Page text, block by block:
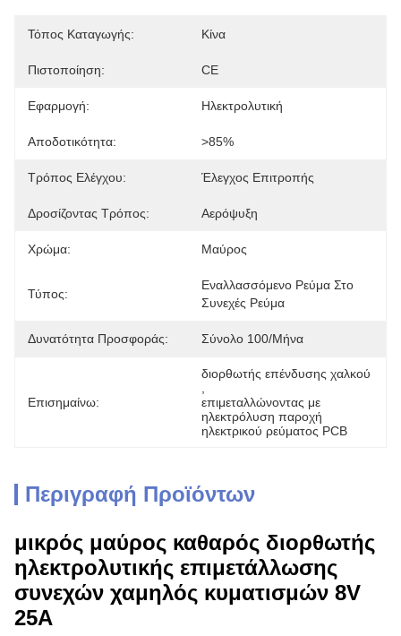
Τόπος Καταγωγής: Κίνα
Πιστοποίηση: CE
Εφαρμογή: Ηλεκτρολυτική
Αποδοτικότητα: >85%
Τρόπος Ελέγχου: Έλεγχος Επιτροπής
Δροσίζοντας Τρόπος: Αερόψυξη
Χρώμα: Μαύρος
Τύπος:
Εναλλασσόμενο Ρεύμα Στο
Συνεχές Ρεύμα
Δυνατότητα Προσφοράς: Σύνολο 100/μήνα
Επισημαίνω:
διορθωτής επένδυσης χαλκού
επιμεταλλώνοντας με
ηλεκτρόλυση παροχή
ηλεκτρικού ρεύματος PCB
Περιγραφή Προϊόντων
μικρός μαύρος καθαρός διορθωτής
ηλεκτρολυτικής επιμετάλλωσης
συνεχών χαμηλός κυματισμών 8V
25A